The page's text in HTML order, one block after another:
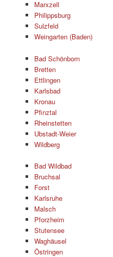
Marxzell
Philippsburg
Sulzfeld
Weingarten (Baden)
Bad Schönborn
Bretten
Ettlingen
Karlsbad
Kronau
Pfinztal
Rheinstetten
Ubstadt-Weier
Wildberg
Bad Wildbad
Bruchsal
Forst
Karlsruhe
Malsch
Pforzheim
Stutensee
Waghäusel
Östringen